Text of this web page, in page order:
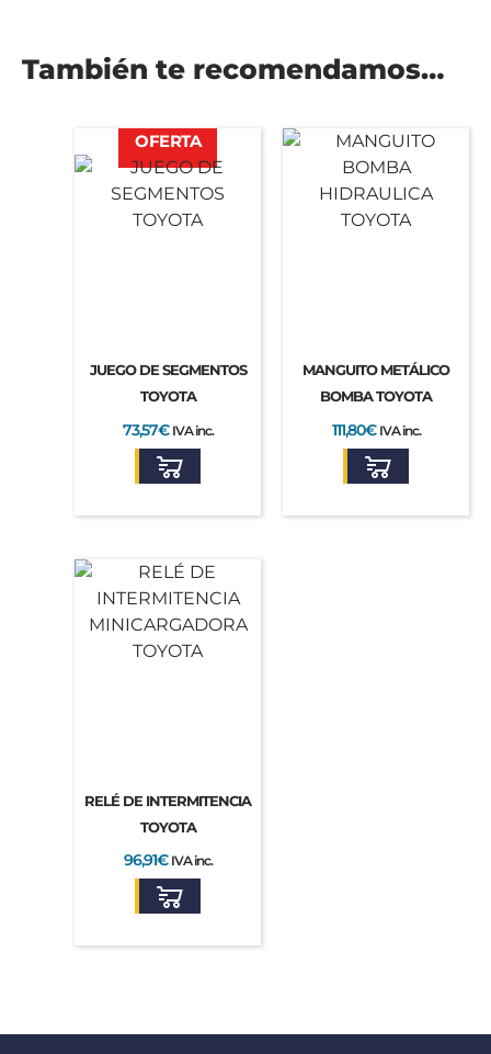
También te recomendamos…
OFERTA
JUEGO DE SEGMENTOS
TOYOTA
precio
original
era:
73,57€
El
actual
es:
IVA inc.
MANGUITO METÁLICO
BOMBA TOYOTA
111,80€ IVA inc.
RELÉ DE INTERMITENCIA
TOYOTA
96,91€ IVA inc.